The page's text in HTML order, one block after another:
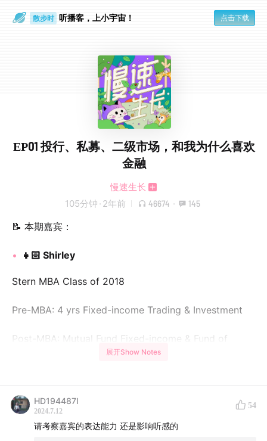
散步时 听播客，上小宇宙！ 点击下载
EP01 投行、私募、二级市场，和我为什么喜欢
金融
慢速生长
105分钟 · 2年前 46674 · 145
📝 本期嘉宾：
👧🏻 Shirley
Stern MBA Class of 2018
Pre-MBA: 4 yrs Fixed-income Trading & Investment
Post-MBA: Mutual Fund Fixed-income & Fund of
陆本，GMAT730
展开Show Notes
HD194487l
2024.7.12
54
请考察嘉宾的表达能力 还是影响听感的